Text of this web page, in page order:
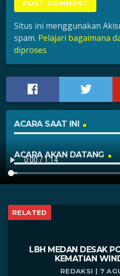
Situs ini menggunakan
spam. Pelajari bagaimana
diproses
ACARA SAAT INI
ACARA AKAN DATANG
RELATED
LBH MEDAN DESAK
KEMATIAN
REDAKSI | 7